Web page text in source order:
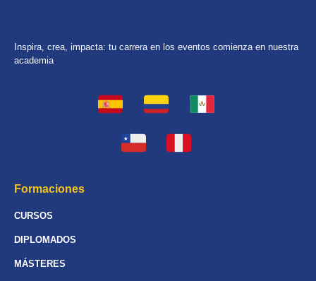
Inspira, crea, impacta: tu carrera en los eventos comienza en nuestra
academia
Formaciones
CURSOS
DIPLOMADOS
MÁSTERES